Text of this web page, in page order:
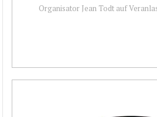
Organisator Jean Todt auf